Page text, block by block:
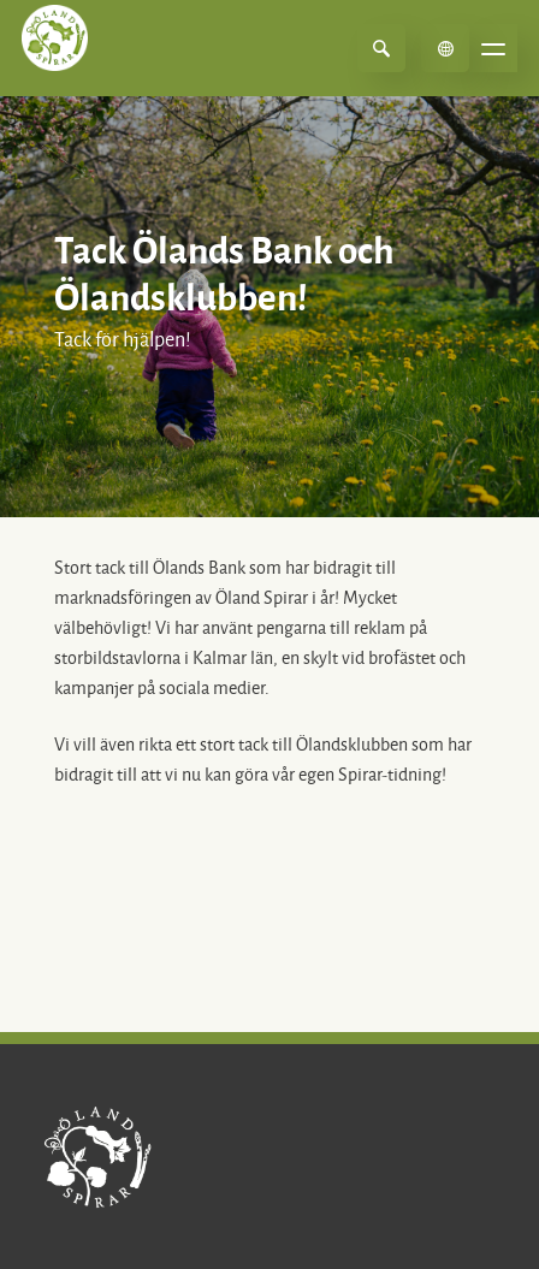
Select Language▼
Tack Ölands Bank och
Ölandsklubben!
Tack för hjälpen!
Stort tack till Ölands Bank som har bidragit till
marknadsföringen av Öland Spirar i år! Mycket
välbehövligt! Vi har använt pengarna till reklam på
storbildstavlorna i Kalmar län, en skylt vid brofästet och
kampanjer på sociala medier.
Vi vill även rikta ett stort tack till Ölandsklubben som har
bidragit till att vi nu kan göra vår egen Spirar-tidning!